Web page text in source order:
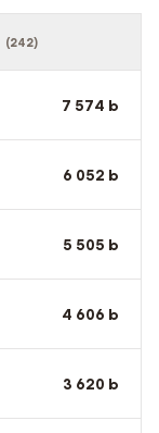
(242)
7 574 b
6 052 b
5 505 b
4 606 b
3 620 b